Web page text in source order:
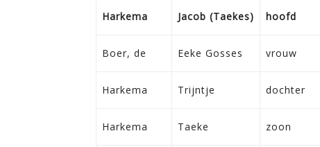
Harkema Jacob (Taekes) hoofd
Boer, de Eeke Gosses vrouw
Harkema Trijntje dochter
Harkema Taeke zoon